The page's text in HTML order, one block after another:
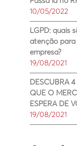
10/05/2022
LGPD: quais
atenção para
empresa?
19/08/2021
DESCUBRA
QUE O
ESPERA DE
19/08/2021